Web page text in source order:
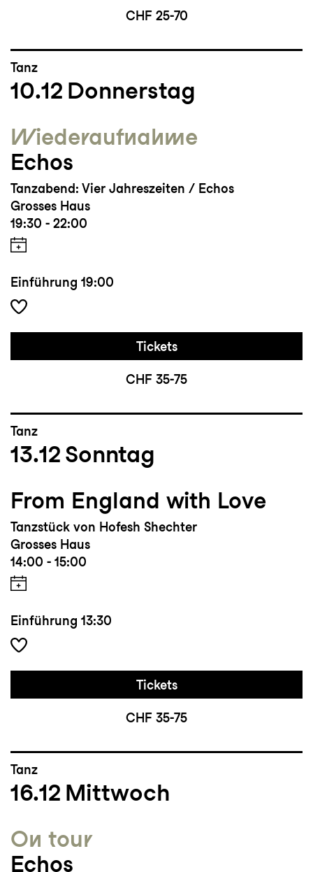
CHF 25-70
Tanz
10.12 Donnerstag
Wieder­aufnahme
Echos
Tanzabend: Vier Jahreszeiten / Echos
Grosses Haus
19:30 - 22:00
Einführung 19:00
Tickets
CHF 35-75
Tanz
13.12 Sonntag
From England with Love
Tanzstück von Hofesh Shechter
Grosses Haus
14:00 - 15:00
Einführung 13:30
Tickets
CHF 35-75
Tanz
16.12 Mittwoch
On tour
Echos